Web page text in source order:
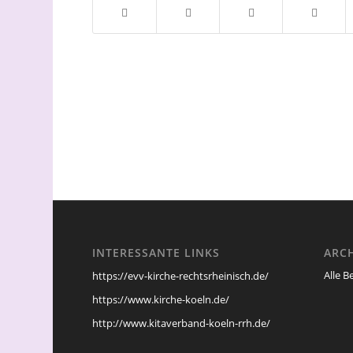
INTERESSANTE LINKS
https://evv-kirche-rechtsrheinisch.de/
https://www.kirche-koeln.de/
http://www.kitaverband-koeln-rrh.de/
Alle